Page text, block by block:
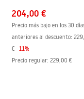
_24.pdf
204,00 €
Precio más bajo en los 30
anteriores al descuento:
€ -11%
Precio regular: 229,00 €